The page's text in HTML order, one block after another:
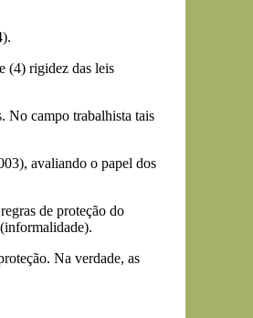
(4) rigidez das leis
No campo trabalhista tais
avaliando o papel dos
de proteção do
Na verdade, as